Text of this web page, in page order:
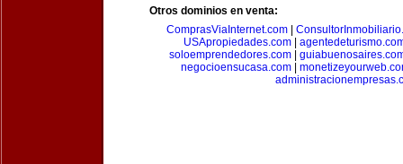
Otros dominios en venta:
ComprasViaInternet.com
USApropiedades.com|
soloemprendedores.com|
negocioensucasa.com